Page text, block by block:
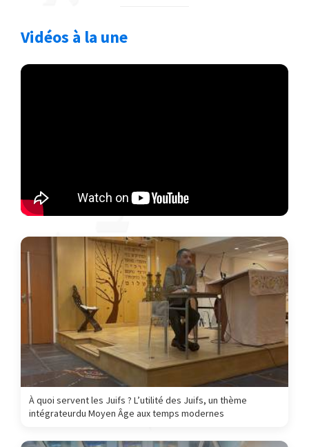
Vidéos à la une
À quoi servent les Juifs ? L’utilité des Juifs, un thème
intégrateurdu Moyen Âge aux temps modernes